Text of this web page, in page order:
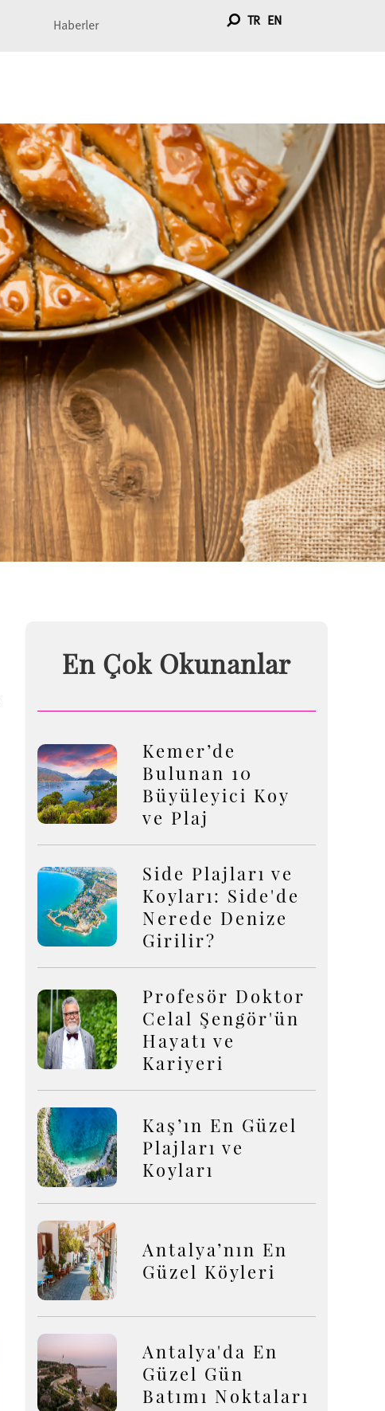
Haberler TR EN
En Çok Okunanlar
Kemer’de
Bulunan 10
Büyüleyici Koy
ve Plaj
Side Plajları ve
Koyları: Side'de
Nerede Denize
Girilir?
Profesör Doktor
Celal Şengör'ün
Hayatı ve
Kariyeri
Kaş’ın En Güzel
Plajları ve
Koyları
Antalya’nın En
Güzel Köyleri
Antalya'da En
Güzel Gün
Batımı Noktaları